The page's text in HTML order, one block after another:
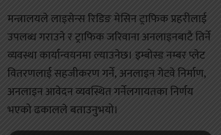
मन्त्रालयले लाइसेन्स रिडिङ मेसिन ट्राफिक प्रहरीलाई
उपलब्ध गराउने र ट्राफिक जरिवाना अनलाइनबाटै तिर्ने
व्यवस्था कार्यान्वयनमा ल्याउनेछ। इम्बोस्ड नम्बर प्लेट
वितरणलाई सहजीकरण गर्ने, अनलाइन गेटवे निर्माण,
अनलाइन आवेदन व्यवस्थित गर्नेलगायतका निर्णय
भएको ढकालले बताउनुभयो।